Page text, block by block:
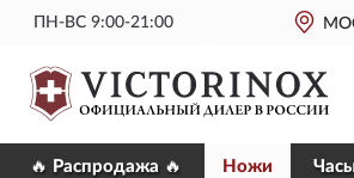
ПН-ВС 9:00-21:00ОФИЦИАЛЬНЫЙ
🔥 Распродажа 🔥 Ножи